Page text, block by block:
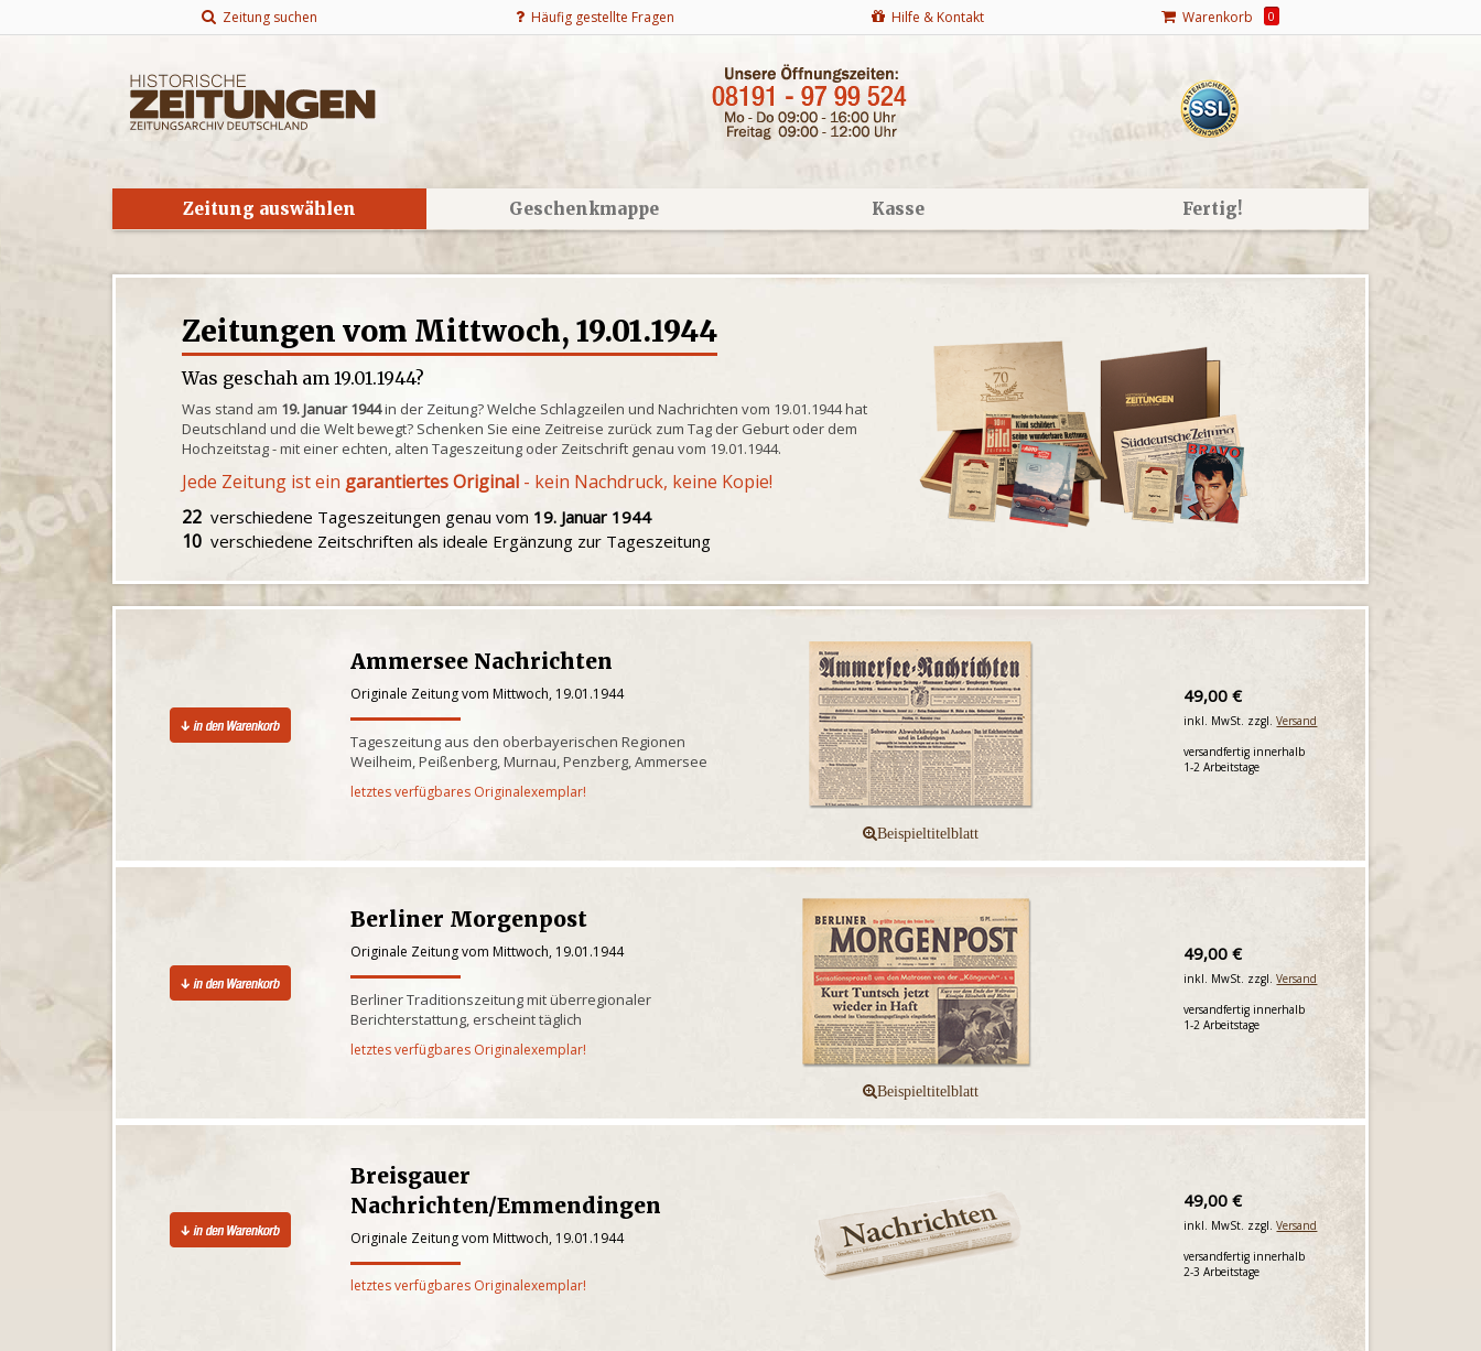
Zeitung suchen Häufig gestellte Fragen Hilfe & Kontakt Warenkorb 0
Zeitung auswählen Geschenkmappe Kasse Fertig!
Zeitungen vom Mittwoch, 19.01.1944
Was geschah am 19.01.1944?
Was stand am 19. Januar 1944in der Zeitung? Welche Schlagzeilen und Nachrichten vom 19.01.1944 hat
Deutschland und die Welt bewegt? Schenken Sie eine Zeitreise zurück zum Tag der Geburt oder dem
Hochzeitstag - mit einer echten, alten Tageszeitung oder Zeitschrift genau vom 19.01.1944.
Jede Zeitung ist ein garantiertes Original - kein Nachdruck, keine Kopie!
22 verschiedene Tageszeitungen genau vom 19. Januar 1944
10 verschiedene Zeitschriften als ideale Ergänzung zur Tageszeitung
Ammersee Nachrichten
Originale Zeitung vom Mittwoch, 19.01.1944
Tageszeitung aus den oberbayerischen Regionen
Weilheim, Peißenberg, Murnau, Penzberg, Ammersee
letztes verfügbares Originalexemplar!
49,00 €
inkl. MwSt. zzgl.Versand
versandfertig innerhalb
1-2 Arbeitstage
Berliner Morgenpost
Originale Zeitung vom Mittwoch, 19.01.1944
Berliner Traditionszeitung mit überregionaler
Berichterstattung, erscheint täglich
letztes verfügbares Originalexemplar!
49,00 €
inkl. MwSt. zzgl.Versand
versandfertig innerhalb
1-2 Arbeitstage
Breisgauer
Nachrichten/Emmendingen
Originale Zeitung vom Mittwoch, 19.01.1944
letztes verfügbares Originalexemplar!
49,00 €
inkl. MwSt. zzgl.Versand
versandfertig innerhalb
2-3 Arbeitstage